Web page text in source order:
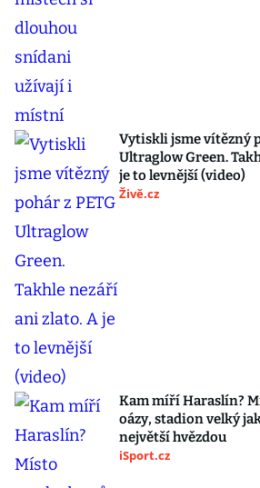
Vytiskli jsme vítězný
Ultraglow Green.
je to levnější (video)
Živě.cz
Kam míří Haraslín?
oázy, stadion velký
největší hvězdou
iSport.cz